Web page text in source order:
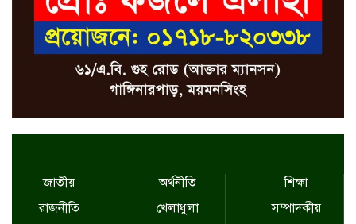
জাতীয়
রাজনীতি
অর্থনীতি
খেলাধুলা
শিক্ষা
সম্পাদকীয়